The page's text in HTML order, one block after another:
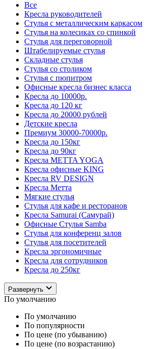
Все
Кресла руководителей
Стулья с металлическим каркасом
Стулья на колесиках со спинкой
Стулья для переговорной
Штабелируемые стулья
Складные стулья
Стулья со столиком
Стулья с пюпитром
Офисные кресла бизнес класса
Кресла до 10000р.
Кресла до 120 кг
Кресла до 20000 рублей
Детские кресла
Премиум 30000-70000р.
Кресла до 150кг
Кресла до 90кг
Кресла METTA YOGA
Кресла офисные KING
Кресла RV DESIGN
Кресла Метта
Мягкие стулья
Стулья для кафе и ресторанов
Кресла Samurai (Самурай)
Офисные Стулья Samba
Стулья для конференц залов
Стулья для посетителей
Кресла эргономичные
Кресла для сотрудников
Кресла до 250кг
Развернуть
По умолчанию
По умолчанию
По популярности
По цене (по убыванию)
По цене (по возрастанию)